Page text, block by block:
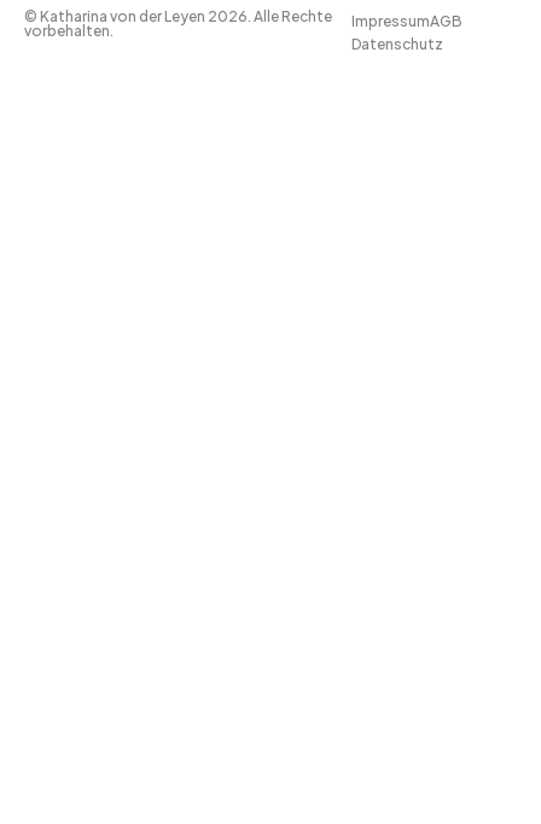
© Katharina von der Leyen 2026. Alle Rechte
vorbehalten.
ImpressumAGB
Datenschutz